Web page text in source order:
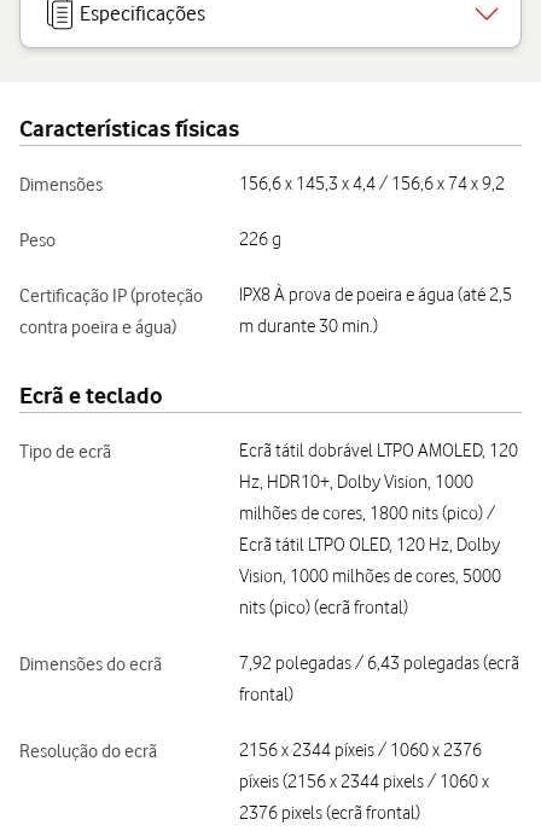
Especificações
Características físicas
Dimensões 156,6 x 145,3 x 4,4 / 156,6 x 74 x 9,2
Peso 226 g
Certificação IP (proteção
contra poeira e água)
IPX8 À prova de poeira e água (até 2,5
m durante 30 min.)
Ecrã e teclado
Tipo de ecrã
Ecrã tátil dobrável LTPO AMOLED, 120
Hz, HDR10+, Dolby Vision, 1000
milhões de cores, 1800 nits (pico) /
Ecrã tátil LTPO OLED, 120 Hz, Dolby
Vision, 1000 milhões de cores, 5000
nits (pico) (ecrã frontal)
Dimensões do ecrã
7,92 polegadas / 6,43 polegadas (ecrã
frontal)
Resolução do ecrã
2156 x 2344 píxeis / 1060 x 2376
píxeis (2156 x 2344 pixels / 1060 x
2376 pixels (ecrã frontal)